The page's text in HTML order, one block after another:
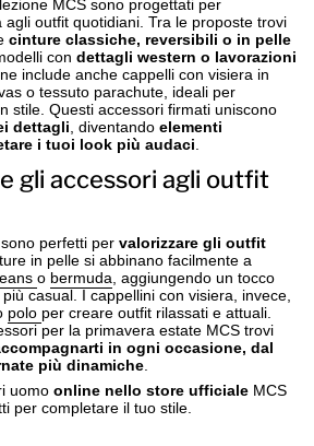
MCS sono progettati per
outfit quotidiani. Tra le proposte trovi
cinture classiche, reversibili o in pelle
con dettagli western o lavorazioni
include anche cappelli con visiera in
o tessuto parachute, ideali per
stile. Questi accessori firmati uniscono
dettagli, diventando elementi
i tuoi look più audaci.
gli accessori agli outfit
perfetti per valorizzare gli outfit
in pelle si abbinano facilmente a
o bermuda, aggiungendo un tocco
casual. I cappellini con visiera, invece,
polo per creare outfit rilassati e attuali.
per la primavera estate MCS trovi
in ogni occasione, dal
più dinamiche.
uomo online nello store ufficiale MCS
per completare il tuo stile.